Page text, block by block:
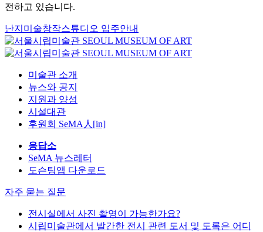
전하고 있습니다.
난지미술창작스튜디오 입주안내
미술관 소개
뉴스와 공지
지원과 양성
시설대관
후원회 SeMA人[in]
응답소
SeMA 뉴스레터
도슨팅앱 다운로드
자주 묻는 질문
전시실에서 사진 촬영이 가능한가요?
시립미술관에서 발간한 전시 관련 도서 및 도록은 어디